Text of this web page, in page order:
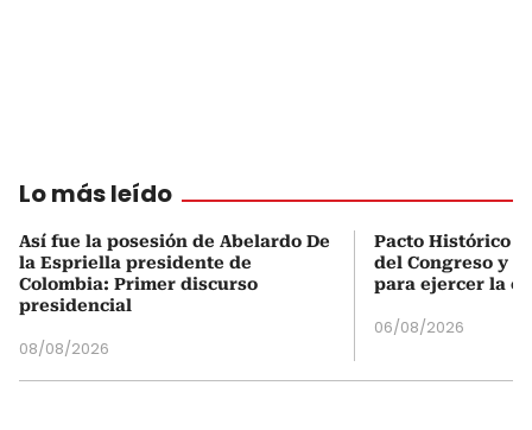
Lo más leído
Así fue la posesión de Abelardo De
la Espriella presidente de
Colombia: Primer discurso
presidencial
08/08/2026
Pacto Histórico
del Congreso y
para ejercer la
06/08/2026